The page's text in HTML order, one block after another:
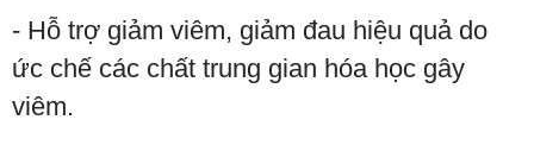
- Hỗ trợ giảm viêm, giảm đau hiệu quả do
ức chế các chất trung gian hóa học gây
viêm.